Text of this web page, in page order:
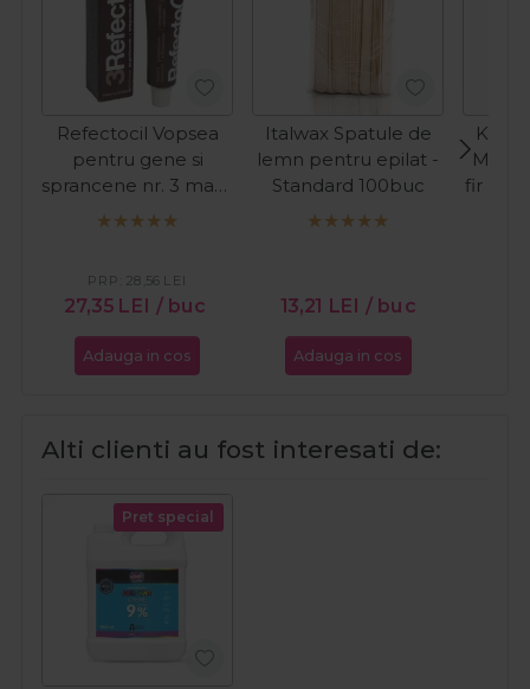
Refectocil Vopsea
pentru gene si
sprancene nr. 3 maro
natural 15ml
27,35 LEI / buc
PRP: 28,56 LEI
Adauga in cos
Italwax Spatule de
lemn pentru epilat -
Standard 100buc
13,21 LEI / buc
Adauga in cos
fir
Alti clienti au fost interesati de:
Pret special